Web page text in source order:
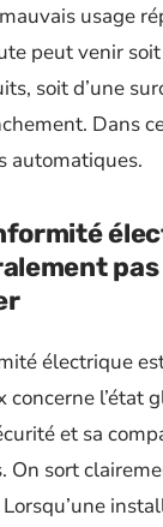
usage
peut venir
soit d’une
Dans
automatiques.
électrique
concerne l’état
et sa
On sort